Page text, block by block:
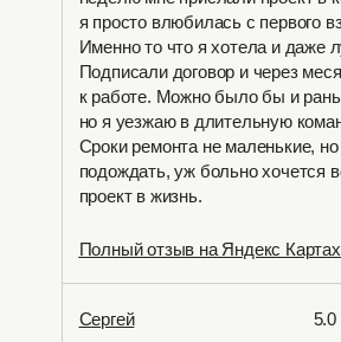
Полный отзыв на Яндекс Картах
я просто влюбилась с первого
Именно то что я хотела и даже
Подписали договор и через
к работе. Можно было бы и
но я уезжаю в длительную
Сроки ремонта не маленькие, но
подождать, уж больно хочется
проект в жизнь.
Сергей 5.0